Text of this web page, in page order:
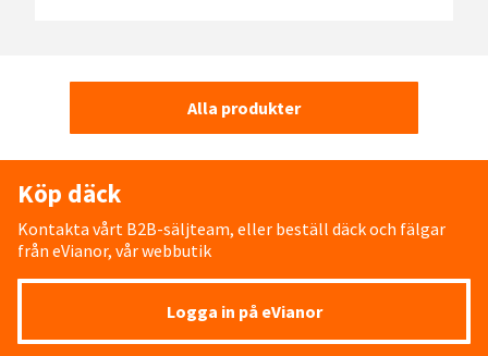
Alla produkter
Köp däck
Kontakta vårt B2B-säljteam, eller beställ däck och fälgar
från eVianor, vår webbutik
Logga in på eVianor